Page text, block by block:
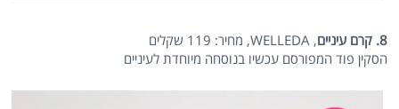
8. קרם עיניים
, WELLEDA, מחיר: 119 שקלים
הסקין פוד המפורסם עכשיו בנוסחה מיוחדת לעיניים